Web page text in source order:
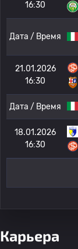
16:30
Дата / Время
21.01.2026
16:30
Дата / Время
18.01.2026
16:30
Карьера